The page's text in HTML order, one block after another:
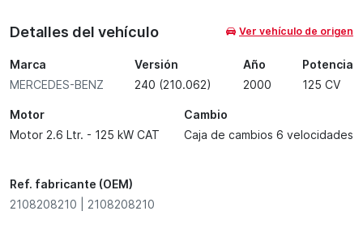
Detalles del vehículo Ver vehículo de origen
Marca
MERCEDES-BENZ
Versión
240 (210.062)
Año
2000
Potencia
125 CV
Motor
Motor 2.6 Ltr. - 125 kW CAT
Cambio
Caja de cambios 6 velocidades
Ref. fabricante (OEM)
2108208210 | 2108208210